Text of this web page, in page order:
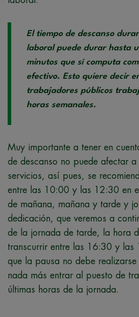
El tiempo de descanso
laboral puede durar hasta
minutos que sí computa
efectivo. Esto quiere decir
trabajadores públicos
horas semanales.
Muy importante a tener en
de descanso no puede afectar
servicios, así pues, se
entre las 10:00 y las 12:30 en
de mañana, mañana y tarde y
dedicación, que veremos a
de la jornada de tarde, la hora
transcurrir entre las 16:30 y las
que la pausa no debe
nada más entrar al puesto de
últimas horas de la jornada.